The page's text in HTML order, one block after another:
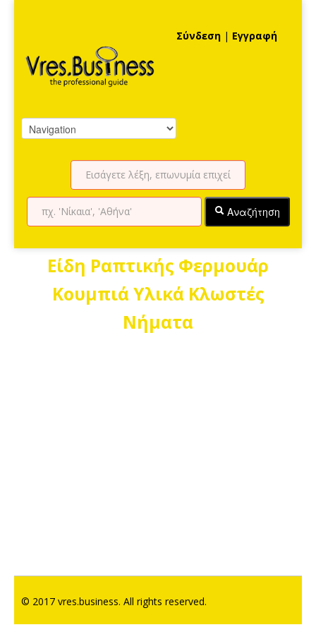
Σύνδεση | Εγγραφή
Αναζήτηση
Είδη Ραπτικής Φερμουάρ
Κουμπιά Υλικά Κλωστές
Νήματα
© 2017 vres.business. All rights reserved.